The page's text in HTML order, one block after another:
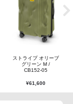
ストライプ オリーブ
グリーン M /
CB152-05
¥61,600